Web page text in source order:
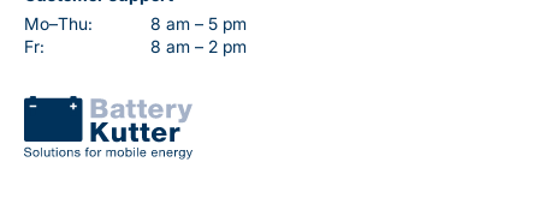
Mo–Thu:
8 am – 5 pm
Fr:
8 am – 2 pm